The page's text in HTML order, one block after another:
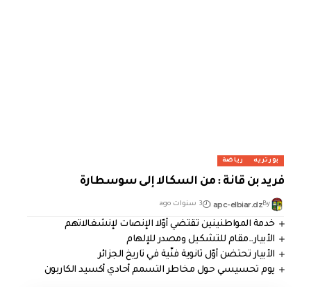
بورتريه رياضة
فريد بن قانة : من السكالا إلى سوسطارة
By
apc-elbiar.dz 3 سنوات ago
خدمة المواطنينين تقتضي أوّلا الإنصات لإنشغالاتهم
الأبيار..مقام للتشكيل ومصدر للإلهام
الأبيار تحتضن أوّل ثانوية فنّية في تاريخ الجزائر
يوم تحسيسي حول مخاطر التسمم أحادي أكسيد الكاربون